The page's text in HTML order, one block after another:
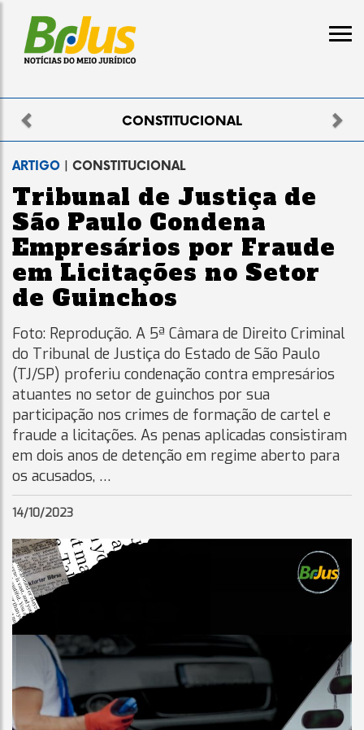
ELEITORAL
Previous
ARTIGO | CONSTITUCIONAL
Tribunal de Justiça de
São Paulo Condena
Empresários por Fraude
em Licitações no Setor
de Guinchos
Foto: Reprodução. A 5ª Câmara de Direito Criminal
do Tribunal de Justiça do Estado de São Paulo
(TJ/SP) proferiu condenação contra empresários
atuantes no setor de guinchos por sua
participação nos crimes de formação de cartel e
fraude a licitações. As penas aplicadas consistiram
em dois anos de detenção em regime aberto para
os acusados, …
14/10/2023